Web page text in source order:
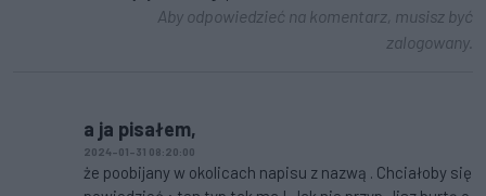
Aby odpowiedzieć na komentarz, musisz być
zalogowany.
a ja pisałem,
2024-01-31 08:20:00
że poobijany w okolicach napisu z nazwą . Chciałoby się